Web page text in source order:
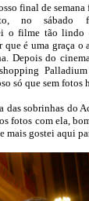
final de
no sábado
o filme tão lindo
que é uma graça o
Depois do
só que sem fotos
das sobrinhas do
fotos com ela,
mais gostei aqui